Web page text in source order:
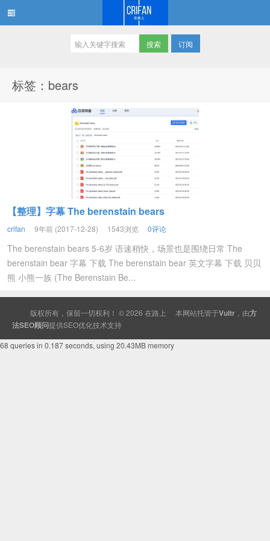
订阅
标签：bears
【整理】字幕 The berenstain bears
crifan 9年前 (2017-12-28) 1543浏览 0评论
The berenstain bears 5-6岁 语速稍快，场景也是围绕日常 The
berenstain bear 字幕 下载 The berenstain bear 英文字幕 下载 贝贝
熊 小熊一族 (The Berenstain Be...
版权所有，保留一切权利！ © 2026 在路上 本网站托管于Vultr ，由方
法SEO顾问提供SEO优化技术支持
68 queries in 0.187 seconds, using 20.43MB memory